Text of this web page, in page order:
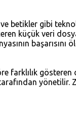
betikler gibi
küçük veri
başarısını
farklılık